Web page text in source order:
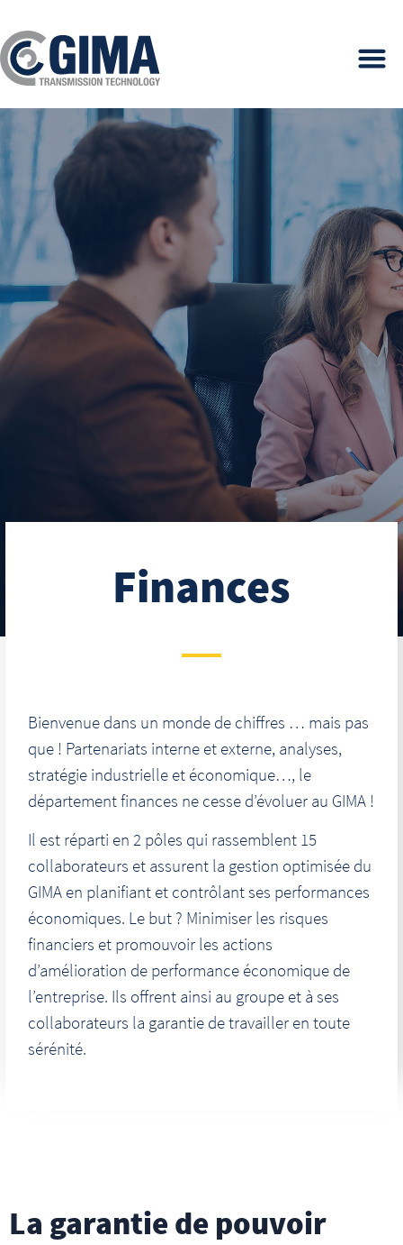
Finances
Bienvenue dans un monde de chiffres … mais pas
que ! Partenariats interne et externe, analyses,
stratégie industrielle et économique…, le
département finances ne cesse d’évoluer au GIMA !
Il est réparti en 2 pôles qui rassemblent 15
collaborateurs et assurent la gestion optimisée du
GIMA en planifiant et contrôlant ses performances
économiques. Le but ? Minimiser les risques
financiers et promouvoir les actions
d’amélioration de performance économique de
l’entreprise. Ils offrent ainsi au groupe et à ses
collaborateurs la garantie de travailler en toute
sérénité.
La garantie de pouvoir